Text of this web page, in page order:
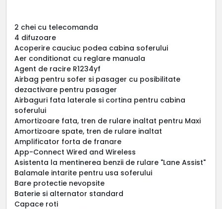
2 chei cu telecomanda
4 difuzoare
Acoperire cauciuc podea cabina soferului
Aer conditionat cu reglare manuala
Agent de racire R1234yf
Airbag pentru sofer si pasager cu posibilitate
dezactivare pentru pasager
Airbaguri fata laterale si cortina pentru cabina
soferului
Amortizoare fata, tren de rulare inaltat pentru Maxi
Amortizoare spate, tren de rulare inaltat
Amplificator forta de franare
App-Connect Wired and Wireless
Asistenta la mentinerea benzii de rulare "Lane Assist"
Balamale intarite pentru usa soferului
Bare protectie nevopsite
Baterie si alternator standard
Capace roti